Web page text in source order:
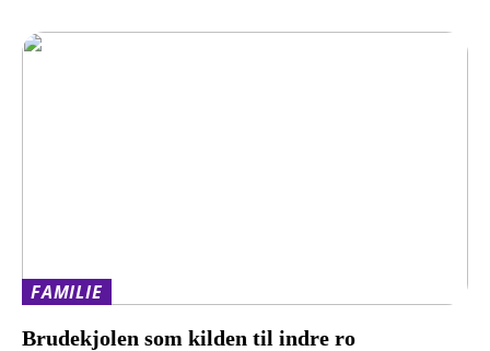
FAMILIE
Brudekjolen som kilden til indre ro